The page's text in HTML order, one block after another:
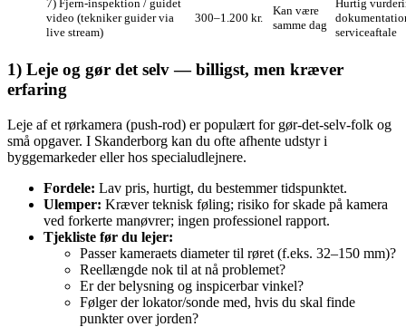
7) Fjern‑inspektion / guidet
video (tekniker guider via
live stream)
300–1.200 kr.
Kan være
samme dag
Hurtig
serviceaftale
1) Leje og gør det selv — billigst, men kræver
erfaring
Leje af et rørkamera (push‑rod) er populært for gør‑det‑selv‑folk og
små opgaver. I Skanderborg kan du ofte afhente udstyr i
byggemarkeder eller hos specialudlejnere.
Fordele: Lav pris, hurtigt, du bestemmer tidspunktet.
Ulemper: Kræver teknisk føling; risiko for skade på kamera
ved forkerte manøvrer; ingen professionel rapport.
Tjekliste før du lejer:
Passer kameraets diameter til røret (f.eks. 32–150 mm)?
Reellængde nok til at nå problemet?
Er der belysning og inspicerbar vinkel?
Følger der lokator/sonde med, hvis du skal finde
punkter over jorden?